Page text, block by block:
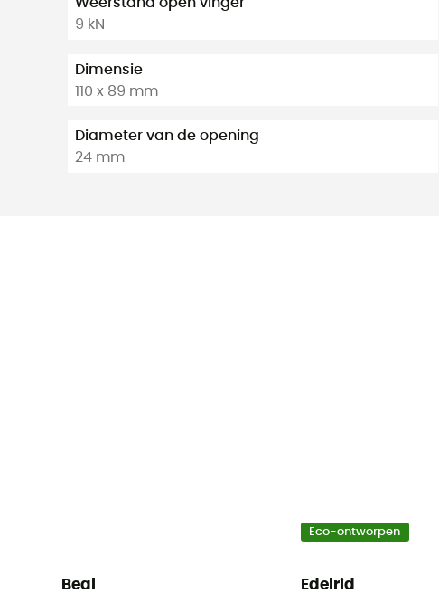
9 kN
Dimensie
110 x 89 mm
Diameter van de opening
24 mm
Beal
Eco-ontworpen
Edelrid